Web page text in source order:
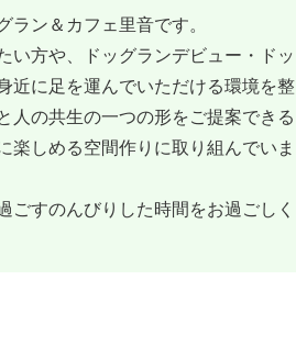
ラン＆カフェ里音です。
い方や、ドッグランデビュー・ドッ
近に足を運んでいただける環境を整
人の共生の一つの形をご提案できる
楽しめる空間作りに取り組んでいま
ごすのんびりした時間をお過ごしく